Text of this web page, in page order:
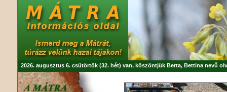
2026. augusztus 6. csütörtök (32. hét) van, köszöntjük Berta, Bettina nevű